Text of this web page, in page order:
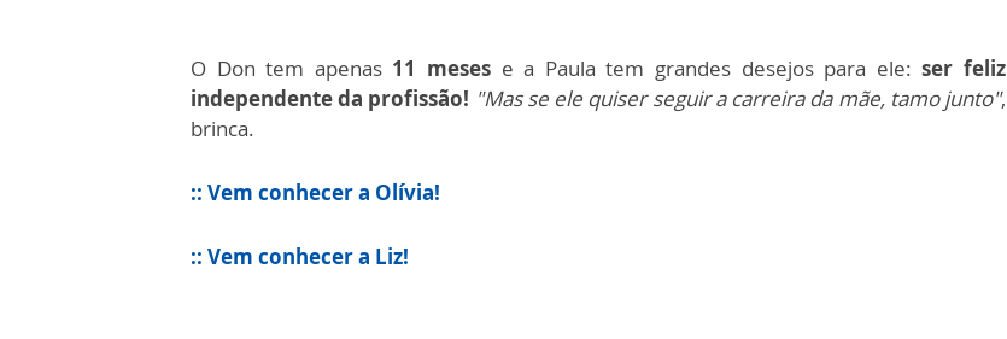
O Don tem apenas 11 meses e a Paula tem grandes desejos para ele: ser feliz
independente da profissão! "Mas se ele quiser seguir a carreira da mãe, tamo junto",
brinca.
:: Vem conhecer a Olívia!
:: Vem conhecer a Liz!